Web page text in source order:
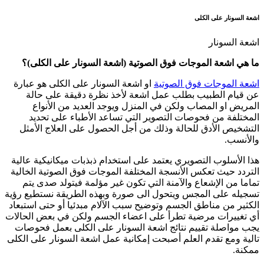
اشعة السونار على الكلى
اشعة السونار
ما هي اشعة الموجات فوق الصوتية (اشعة السونار على الكلى)؟
اشعة الموجات فوق الصوتية او اشعة السونار على الكلى هو عبارة
عن قيام الطبيب بطلب عمل اشعة لأخذ نظرة دقيقة على حالة
المريض او المصاب ولكن في المنزل ويوجد العديد من الأنواع
المختلفة من فحوصات التصوير التي تساعد الأطباء على تحديد
التشخيص الأدق للحالة وذلك من أجل الحصول على العلاج الأمثل
والأنسب.
هذا الأسلوب التصويري يعتمد على استخدام ذبذبات ميكانيكية عالية
التردد حيث تعكس الأنسجة المختلفة الموجات فوق الصوتية الخالية
تماما من الإشعاع والآمنة التي تكون غير مؤلمة فيتولد صدى يتم
تسجيله على المجس ويتحول الى صورة وبهذه الطريقة نستطيع رؤية
الكثير من مناطق الجسم وتوضيح سبب الآلام مبدئيا أو حتى استبعاد
أي تغييرات مرضية تطرأ على اعضاء الجسم ولكن في بعض الحالات
يجب مواصلة تقييم نتائج اشعة السونار على الكلى بعمل فحوصات
تالية ومع تقدم العلم أصبحت إمكانية عمل اشعة السونار على الكلى
ممكنة.